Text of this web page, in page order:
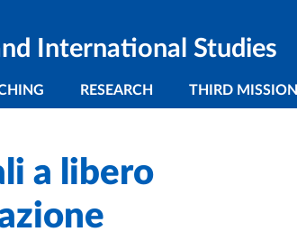
International Studies
principale
RESEARCH THIRD MISSION
a libero